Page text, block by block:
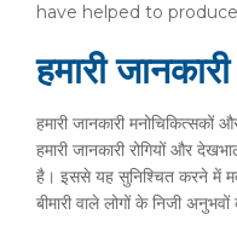
have helped to
हमारी
हमारी जानकारी मनोचिकित्सकों
हमारी जानकारी रोगियों और
है। इससे यह सुनिश्चित करने में
बीमारी वाले लोगों के निजी